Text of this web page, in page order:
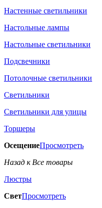
Настенные светильники
Настольные лампы
Настольные светильники
Подсвечники
Потолочные светильники
Светильники
Светильники для улицы
Торшеры
ОсещениеПросмотреть
Назад к Все товары
Люстры
СветПросмотреть